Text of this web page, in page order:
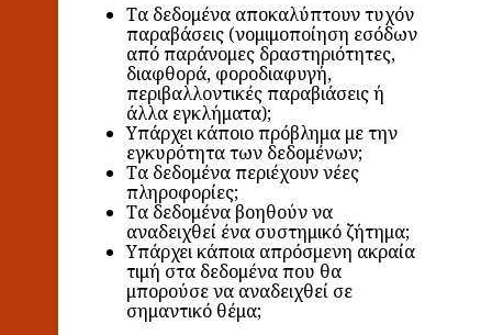
Τα δεδομένα αποκαλύπτουν τυχόν
παραβάσεις (νομιμοποίηση εσόδων
από παράνομες δραστηριότητες,
διαφθορά, φοροδιαφυγή,
περιβαλλοντικές παραβιάσεις ή
άλλα εγκλήματα);
Υπάρχει κάποιο πρόβλημα με την
εγκυρότητα των δεδομένων;
Τα δεδομένα περιέχουν νέες
πληροφορίες;
Τα δεδομένα βοηθούν να
αναδειχθεί ένα συστημικό ζήτημα;
Υπάρχει κάποια απρόσμενη ακραία
τιμή στα δεδομένα που θα
μπορούσε να αναδειχθεί σε
σημαντικό θέμα;